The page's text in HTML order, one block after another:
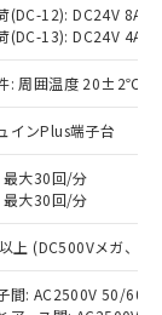
(DC-12): DC24V 8A/
(DC-13): DC24V 4A/
: 周囲温度 20±2℃、
インPlus端子台
最大30回/分
最大30回/分
上 (DC500Vメガ、点
間: AC2500V 50/
業取扱
格
ので
には、
もある
果は、
内デー
り、閲
とをご
質）の
中の
、有
して
どや
カド
フェニル
の
の
お問
、外国
商品
輸出
、日本
引許
きを